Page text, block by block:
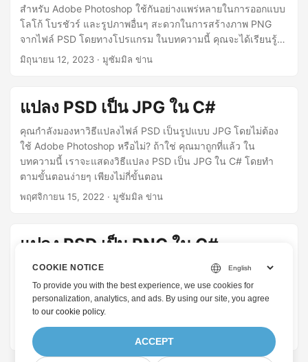
สำหรับ Adobe Photoshop ใช้กันอย่างแพร่หลายในการออกแบบ
โลโก้ โบรชัวร์ และรูปภาพอื่นๆ สะดวกในการสร้างภาพ PNG
จากไฟล์ PSD โดยทางโปรแกรม ในบทความนี้ คุณจะได้เรียนรู้
วิธีการแปลง PSD เป็น PNG ใน Java
มิถุนายน 12, 2023 · มูซัมมิล ข่าน
แปลง PSD เป็น JPG ใน C#
คุณกำลังมองหาวิธีแปลงไฟล์ PSD เป็นรูปแบบ JPG โดยไม่ต้อง
ใช้ Adobe Photoshop หรือไม่? ถ้าใช่ คุณมาถูกที่แล้ว ใน
บทความนี้ เราจะแสดงวิธีแปลง PSD เป็น JPG ใน C# โดยทำ
ตามขั้นตอนง่ายๆ เพียงไม่กี่ขั้นตอน
พฤศจิกายน 15, 2022 · มูซัมมิล ข่าน
แปลง PSD เป็น PNG ใน C#
PSD (เอกสาร Photoshop) เป็นรูปแบบไฟล์รูปภาพดั้งเดิมสำหรับ
Adobe Photoshop ไฟล์ PSD มักใช้เพื่อสร้างโลโก้ โบรชัวร์ และ
รูปภาพอื่นๆ คุณสามารถสร้างรูปภาพ PNG จาก PSD โดยทาง
โปรแกรมได้อย่างง่ายดาย ในบทความนี้ คุณจะได้เรียนรู้วิธีการ
แปลงไฟล์ PSD เป็นภาพ PNG ใน C#
พฤศจิกายน 14, 2022
COOKIE NOTICE
To provide you with the best experience, we use cookies for
personalization, analytics, and ads. By using our site, you agree
toour cookie policy.
ACCEPT